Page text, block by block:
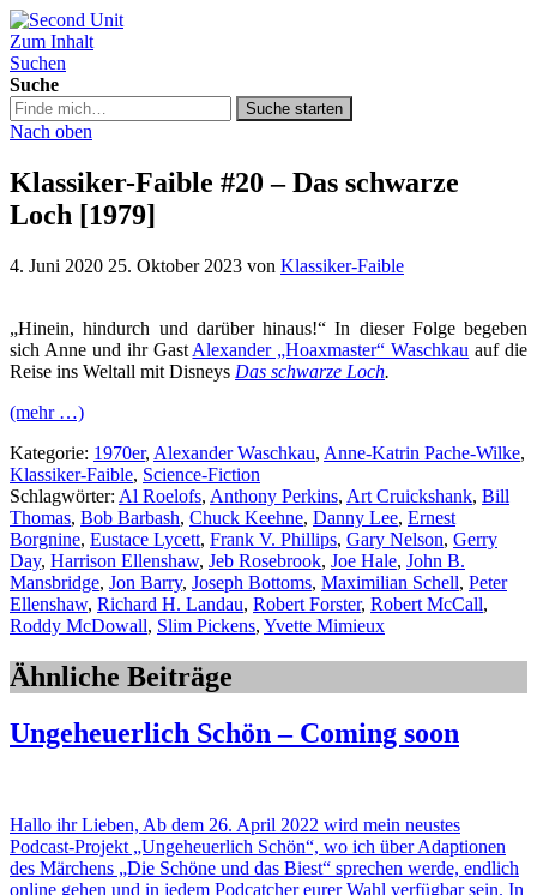
Second Unit
Zum Inhalt
Suchen
Suche
Suche
in
podcast.de/
Suche starten
Nach oben
Klassiker-Faible #20 – Das schwarze
Loch [1979]
4. Juni 2020 25. Oktober 2023 von Klassiker-Faible
„Hinein, hindurch und darüber hinaus!“ In dieser Folge begeben
sich Anne und ihr Gast Alexander „Hoaxmaster“ Waschkau auf die
Reise ins Weltall mit Disneys Das schwarze Loch.
(mehr …)
Kategorie: 1970er, Alexander Waschkau, Anne-Katrin Pache-Wilke,
Klassiker-Faible, Science-Fiction
Schlagwörter: Al Roelofs, Anthony Perkins, Art Cruickshank, Bill
Thomas, Bob Barbash, Chuck Keehne, Danny Lee, Ernest
Borgnine, Eustace Lycett, Frank V. Phillips, Gary Nelson, Gerry
Day, Harrison Ellenshaw, Jeb Rosebrook, Joe Hale, John B.
Mansbridge, Jon Barry, Joseph Bottoms, Maximilian Schell, Peter
Ellenshaw, Richard H. Landau, Robert Forster, Robert McCall,
Roddy McDowall, Slim Pickens, Yvette Mimieux
Ähnliche Beiträge
Ungeheuerlich Schön – Coming soon
Hallo ihr Lieben, Ab dem 26. April 2022 wird mein neustes
Podcast-Projekt „Ungeheuerlich Schön“, wo ich über Adaptionen
des Märchens „Die Schöne und das Biest“ sprechen werde, endlich
online gehen und in jedem Podcatcher eurer Wahl verfügbar sein. In